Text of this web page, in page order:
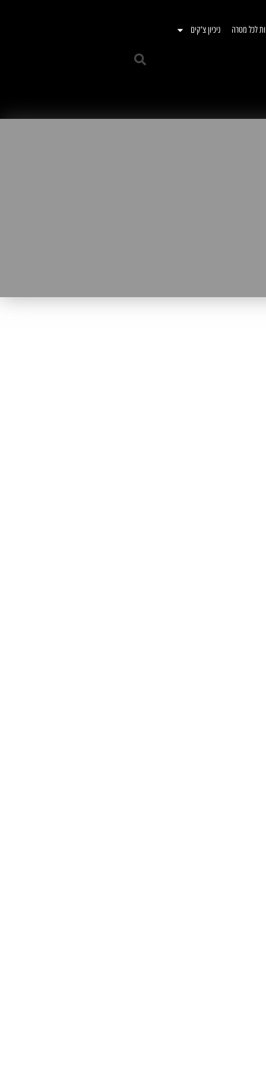
לכל מטרה ניכיון צ'קים